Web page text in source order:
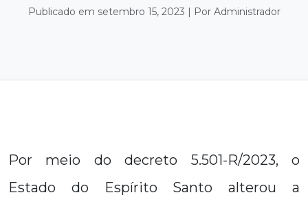
Publicado em setembro 15, 2023 | Por Administrador
Por meio do decreto 5.501-R/2023, o
Estado do Espírito Santo alterou a